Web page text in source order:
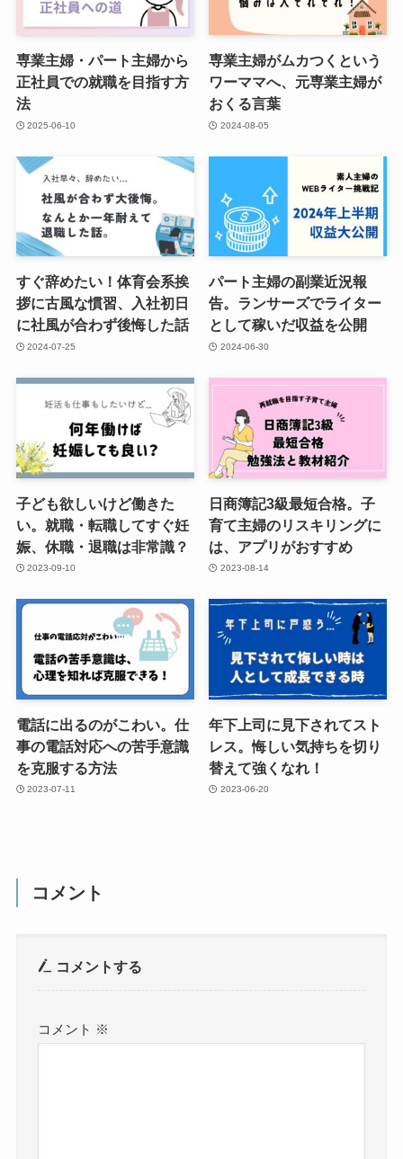
専業主婦・パート主婦から
正社員での就職を目指す方
法
2025-06-10
専業主婦がムカつくという
ワーママへ、元専業主婦が
おくる言葉
2024-08-05
すぐ辞めたい！体育会系挨
拶に古風な慣習、入社初日
に社風が合わず後悔した話
2024-07-25
パート主婦の副業近況報
告。ランサーズでライター
として稼いだ収益を公開
2024-06-30
子ども欲しいけど働きた
い。就職・転職してすぐ妊
娠、休職・退職は非常識？
2023-09-10
日商簿記3級最短合格。子
育て主婦のリスキリングに
は、アプリがおすすめ
2023-08-14
電話に出るのがこわい。仕
事の電話対応への苦手意識
を克服する方法
2023-07-11
年下上司に見下されてスト
レス。悔しい気持ちを切り
替えて強くなれ！
2023-06-20
コメント
コメントする
コメント ※